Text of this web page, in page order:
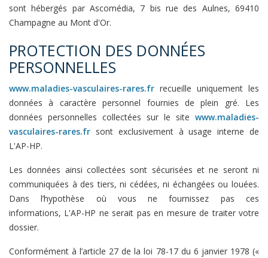
sont hébergés par Ascomédia, 7 bis rue des Aulnes, 69410
Champagne au Mont d'Or.
PROTECTION DES DONNÉES
PERSONNELLES
www.maladies-vasculaires-rares.fr recueille uniquement les
données à caractère personnel fournies de plein gré. Les
données personnelles collectées sur le site www.maladies-
vasculaires-rares.fr sont exclusivement à usage interne de
L'AP-HP.
Les données ainsi collectées sont sécurisées et ne seront ni
communiquées à des tiers, ni cédées, ni échangées ou louées.
Dans l’hypothèse où vous ne fournissez pas ces
informations, L'AP-HP ne serait pas en mesure de traiter votre
dossier.
Conformément à l’article 27 de la loi 78-17 du 6 janvier 1978 («